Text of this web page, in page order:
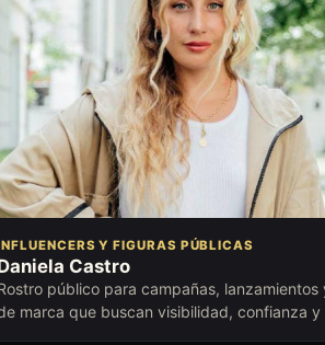
Y FIGURAS PÚBLICAS
Castro
público para campañas, lanzamientos
marca que buscan visibilidad, confianza y